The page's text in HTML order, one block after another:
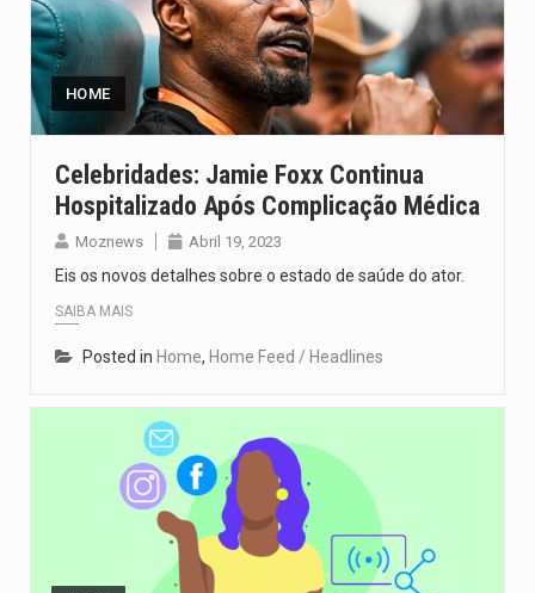
HOME
Celebridades: Jamie Foxx Continua
Hospitalizado Após Complicação Médica
Moznews Abril 19, 2023
Eis os novos detalhes sobre o estado de saúde do ator.
SAIBA MAIS
Posted in Home, Home Feed / Headlines